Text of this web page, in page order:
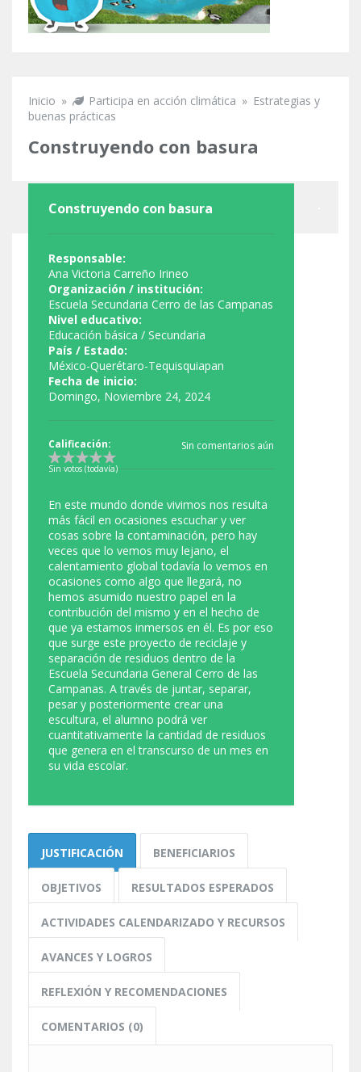
Se encuentra usted aquí
Inicio » Participa en acción climática » Estrategias y
buenas prácticas
Construyendo con basura
Construyendo con basura
Responsable:
Ana Victoria Carreño Irineo
Organización / institución:
Escuela Secundaria Cerro de las Campanas
Nivel educativo:
Educación básica / Secundaria
País / Estado:
México-Querétaro-Tequisquiapan
Fecha de inicio:
Domingo, Noviembre 24, 2024
Calificación:
Sin votos (todavía)
Sin comentarios aún
En este mundo donde vivimos nos resulta
más fácil en ocasiones escuchar y ver
cosas sobre la contaminación, pero hay
veces que lo vemos muy lejano, el
calentamiento global todavía lo vemos en
ocasiones como algo que llegará, no
hemos asumido nuestro papel en la
contribución del mismo y en el hecho de
que ya estamos inmersos en él. Es por eso
que surge este proyecto de reciclaje y
separación de residuos dentro de la
Escuela Secundaria General Cerro de las
Campanas. A través de juntar, separar,
pesar y posteriormente crear una
escultura, el alumno podrá ver
cuantitativamente la cantidad de residuos
que genera en el transcurso de un mes en
su vida escolar.
JUSTIFICACIÓN BENEFICIARIOS
OBJETIVOS RESULTADOS ESPERADOS
ACTIVIDADES CALENDARIZADO Y RECURSOS
AVANCES Y LOGROS
REFLEXIÓN Y RECOMENDACIONES
COMENTARIOS (0)